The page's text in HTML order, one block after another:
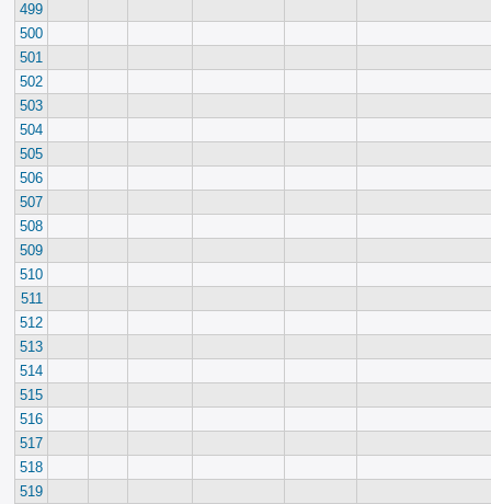
499
500
501
502
503
504
505
506
507
508
509
510
511
512
513
514
515
516
517
518
519